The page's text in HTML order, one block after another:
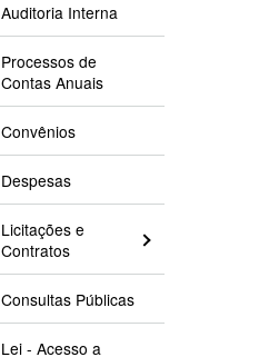
Auditoria Interna
Processos de
Contas Anuais
Convênios
Despesas
Licitações e
Contratos
Consultas Públicas
Lei - Acesso a